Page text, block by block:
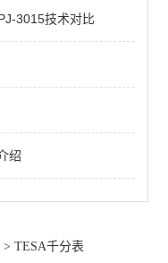
3015技术对比
绍
>TESA千分表